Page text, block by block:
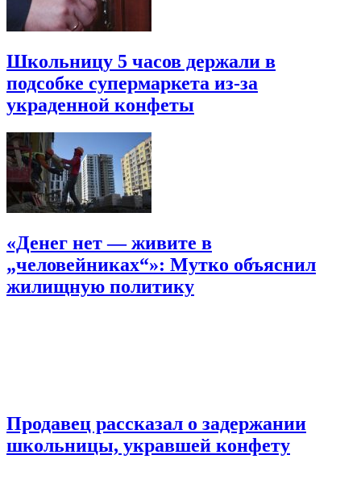
Школьницу 5 часов держали в
подсобке супермаркета из-за
украденной конфеты
«Денег нет — живите в
„человейниках“»: Мутко объяснил
жилищную политику
Продавец рассказал о задержании
школьницы, укравшей конфету